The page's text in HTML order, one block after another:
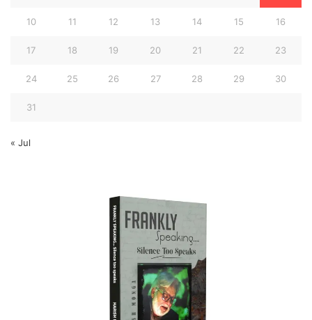
10 11 12 13 14 15 16
17 18 19 20 21 22 23
24 25 26 27 28 29 30
31
« Jul